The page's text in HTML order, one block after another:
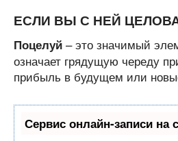
ЕСЛИ ВЫ С НЕЙ
Поцелуй– это значимый
означает грядущую череду
прибыль в будущем или
Сервис онлайн-записи на